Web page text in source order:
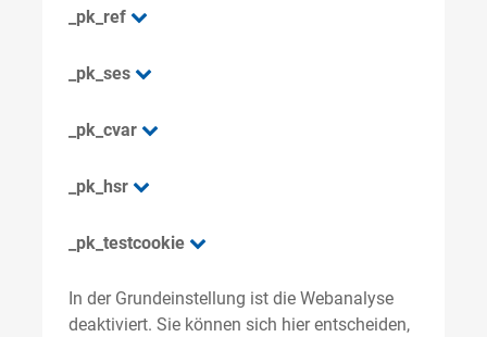
_pk_ref
_pk_ses
_pk_cvar
_pk_hsr
_pk_testcookie
In der Grundeinstellung ist die Webanalyse
deaktiviert. Sie können sich hier entscheiden,